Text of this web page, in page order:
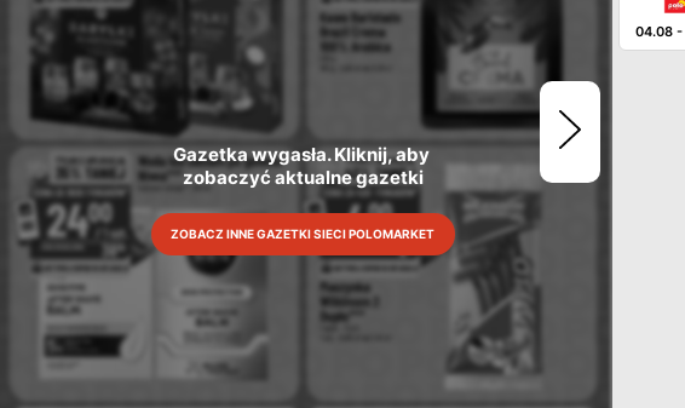
Gazetka wygasła. Kliknij, aby
zobaczyć aktualne gazetki
ZOBACZ INNE GAZETKI SIECI POLOMARKET
04.08-